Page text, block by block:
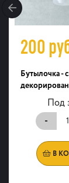
200
Бутылочка -
Под
-
В